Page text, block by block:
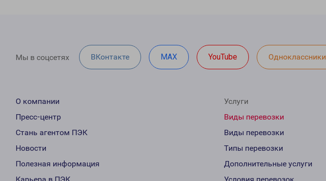
Мы в соцсетях ВКонтакте MAX YouTube Одноклассники
О компании
Пресс-центр
Стань агентом ПЭК
Новости
Полезная информация
Услуги
Виды перевозки
Виды перевозки
Типы перевозки
Дополнительные услуги